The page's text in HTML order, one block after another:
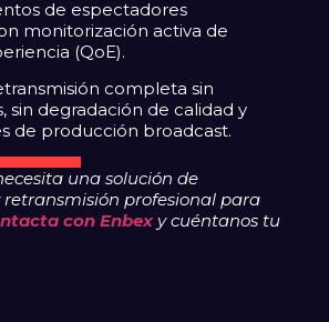
de espectadores
monitorización activa de
(QoE).
completa sin
sin degradación de calidad y
de producción broadcast.
una solución de
profesional para
con Enbexy cuéntanos tu